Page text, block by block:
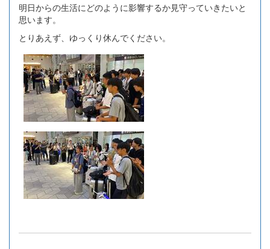
明日からの生活にどのように影響するか見守っていきたいと
思います。
とりあえず、ゆっくり休んでください。